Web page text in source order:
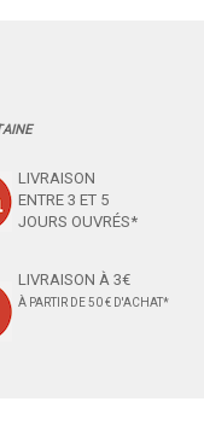
LIVRAISON
ENTRE 3 ET 5
JOURS OUVRÉS*
LIVRAISON À 3€
À PARTIR DE 50 € D'ACHAT*